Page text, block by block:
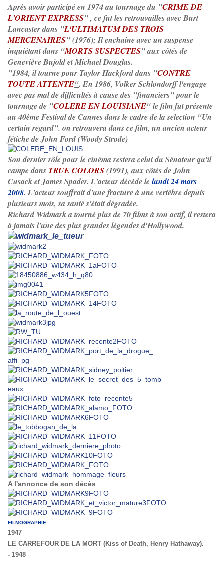
Après avoir participé en 1974 au tournage du "CRIME DE
L'ORIENT EXPRESS" , ce fut les retrouvailles avec Burt
Lancaster dans "L'ULTIMATUM DES TROIS
MERCENAIRES" (1976); Il enchaîne avec un suspense
inquiétant dans "MORTS SUSPECTES" aux côtés de
Geneviève Bujold et Michael Douglas.
"1984, il tourne pour Taylor Hackford dans "CONTRE
TOUTE ATTENTE". En 1986, Volker Schlondorff l'engage
avec pas mal de difficultés à cause des "financiers" pour le
tournage de "COLERE EN LOUISIANE" le film fut présente
au 40ème Festival de Cannes dans le cadre de la selection "Un
certain regard". on retrouvera dans ce film, un ancien acteur
fétiche de John Ford (Woody Strode)
Son dernier rôle pour le cinéma restera celui du Sénateur qu’il
campe dans TRUE COLORS(1991), aux côtés de John
Cusack et James Spader. L'acteur décède lelundi 24 mars
2008. L'acteur souffrait d'une fracture à une vertèbre depuis
plusieurs mois, sa santé s'était dégradée.
Richard Widmark a tourné plus de 70 films à son actif, il restera
à jamais l'une des plus grandes légendes d'Hollywood.
A l'annonce de son décès
FILMOGRAPHIE
1947
LE CARREFOUR DE LA MORT (Kiss of Death, Henry Hathaway).
- 1948